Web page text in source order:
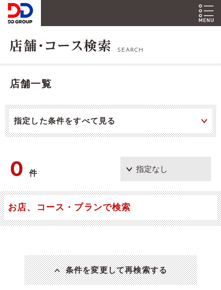
SEARCH
店舗一覧
指定した条件をすべて見る
0件
お店、コース・プランで検索
条件を変更して再検索する